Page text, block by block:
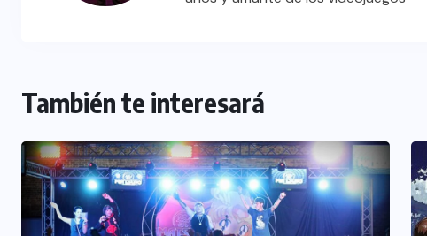
También te interesará